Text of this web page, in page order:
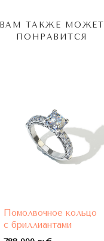
ВАМ ТАКЖЕ МОЖЕТ
ПОНРАВИТСЯ
Помолвочное кольцо
с бриллиантами